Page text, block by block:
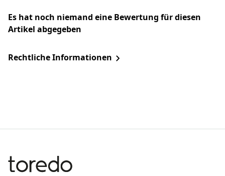
Es hat noch niemand eine Bewertung für diesen
Artikel abgegeben
Rechtliche Informationen